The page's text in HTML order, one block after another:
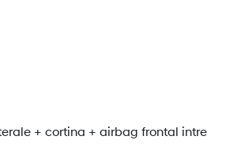
+ cortina + airbag frontal intre